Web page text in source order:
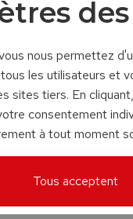
nous permettez
les utilisateurs et
sites tiers. En
consentement
à tout moment
Tous acceptent